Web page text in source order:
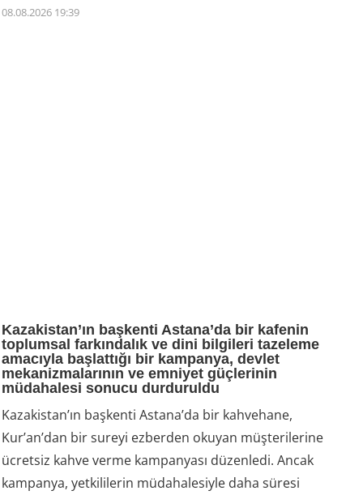
08.08.2026 19:39
Kazakistan’ın başkenti Astana’da bir kafenin
toplumsal farkındalık ve dini bilgileri tazeleme
amacıyla başlattığı bir kampanya, devlet
mekanizmalarının ve emniyet güçlerinin
müdahalesi sonucu durduruldu
Kazakistan’ın başkenti Astana’da bir kahvehane,
Kur’an’dan bir sureyi ezberden okuyan müşterilerine
ücretsiz kahve verme kampanyası düzenledi. Ancak
kampanya, yetkililerin müdahalesiyle daha süresi